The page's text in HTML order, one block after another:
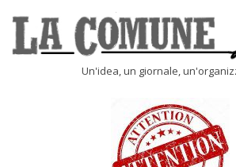
content
Un'idea, un giornale,